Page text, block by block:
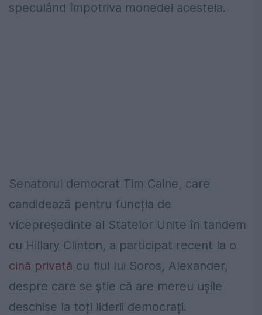
speculând împotriva monedei acesteia.
Senatorul democrat Tim Caine, care
candidează pentru funcția de
vicepreședinte al Statelor Unite în tandem
cu Hillary Clinton, a participat recent la o
cină privată cu fiul lui Soros, Alexander,
despre care se știe că are mereu ușile
deschise la toți liderii democrați.